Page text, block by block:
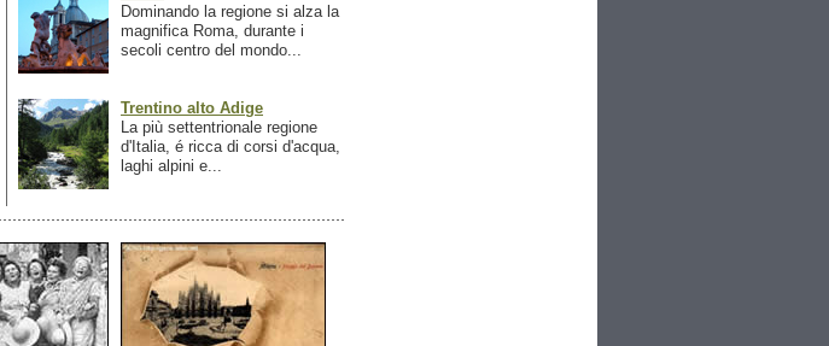
Dominando la regione si alza la
magnifica Roma, durante i
secoli centro del mondo...
Trentino alto Adige
La più settentrionale regione
d'Italia, é ricca di corsi d'acqua,
laghi alpini e...